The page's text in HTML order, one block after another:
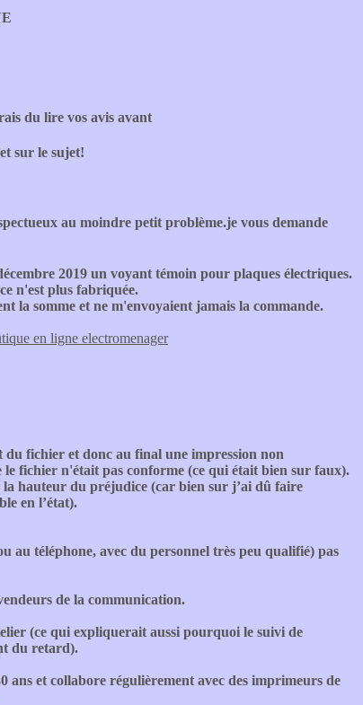
du lire vos avis avant
sur le sujet!
au moindre petit problème.je vous demande
2019 un voyant témoin pour plaques électriques.
n'est plus fabriquée.
la somme et ne m'envoyaient jamais la commande.
en ligne electromenager
fichier et donc au final une impression non
fichier n'était pas conforme (ce qui était bien sur faux).
la hauteur du préjudice (car bien sur j’ai dû faire
en l’état).
au téléphone, avec du personnel très peu qualifié) pas
de la communication.
(ce qui expliquerait aussi pourquoi le suivi de
du retard).
ans et collabore régulièrement avec des imprimeurs de